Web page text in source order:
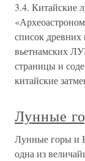
3.4. Китайские
список древних
вьетнамских
страницы и
китайские
Лунные
Лунные горы и
одна из